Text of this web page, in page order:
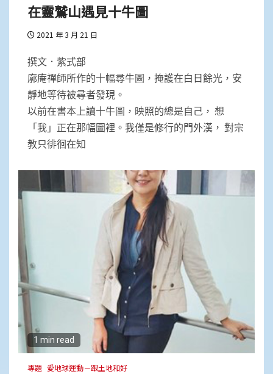
在靈鷲山遇見十牛圖
2021 年 3 月 21 日
撰文．紫式部
廓庵禪師所作的十幅尋牛圖，掩護在白日餘光，安
靜地等待被尋者發現。
以前在書本上讀十牛圖，映照的總是自己， 想
「我」正在那幅圖裡。我僅是修行的門外漢， 對宗
教只徘徊在知
1 min read
專題 愛地球運動－跟土地和好